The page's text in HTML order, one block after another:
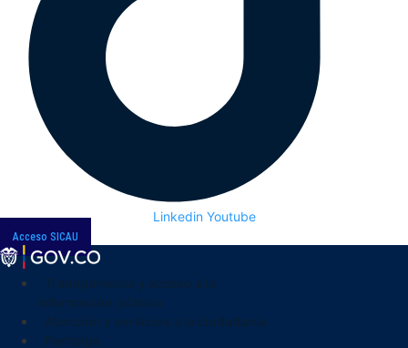
Linkedin Youtube
Acceso SICAU